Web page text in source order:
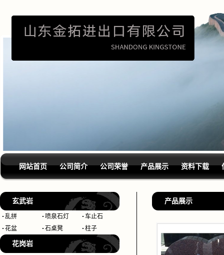
网站首页 公司简介 公司荣誉 产品展示 资料下载
玄武岩
乱拼 喷泉石灯
车止石
花盆
石桌凳 柱子
花岗岩
产品展示